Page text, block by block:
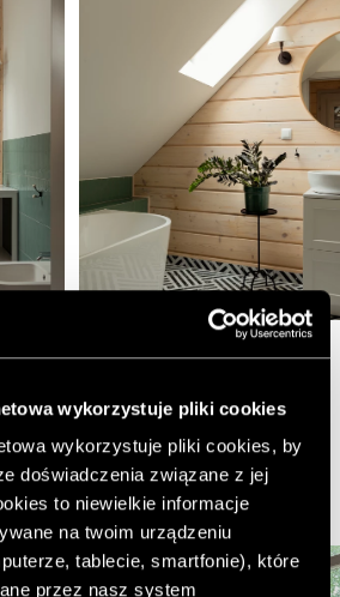
wykorzystuje pliki cookies
wykorzystuje pliki cookies, by
doświadczenia związane z jej
to niewielkie informacje
na twoim urządzeniu
tablecie, smartfonie), które
przez nasz system
Dwie lampy o subtelnej,
wnętrzu marzycielskiego